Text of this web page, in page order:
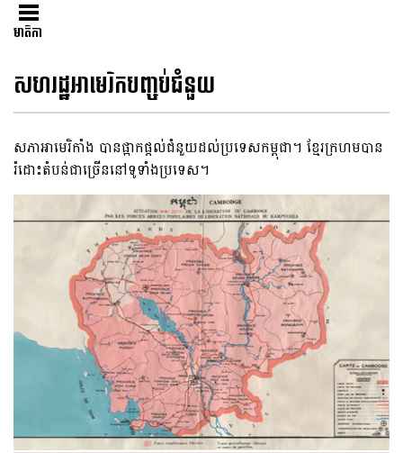
មាតិកា
សហរដ្ឋអាមេរិកបញ្ចប់ជំនួយ
សភាអាមេរិកាំង បានផ្អាកផ្ដល់ជំនួយដល់ប្រទេសកម្ពុជា។ ខ្មែរក្រហមបាន
រំដោះតំបន់ជាច្រើននៅទូទាំងប្រទេស។